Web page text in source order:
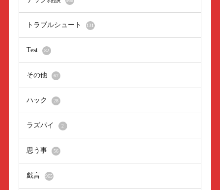
トラブルシュート 131
Test 82
その他 67
ハック 28
ラズパイ 2
思う事 56
戯言 965